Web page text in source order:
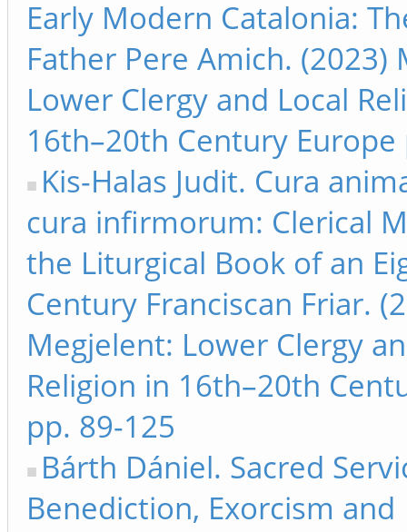
Early Modern Catalonia:
Father Pere Amich. (2023)
Lower Clergy and Local
16th–20th Century Europe
Kis-Halas Judit. Cura
cura infirmorum: Clerical
the Liturgical Book of an
Century Franciscan Friar.
Megjelent: Lower Clergy
Religion in 16th–20th
pp. 89-125
Bárth Dániel. Sacred
Benediction, Exorcism and